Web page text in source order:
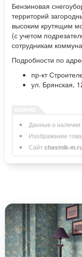
Бензиновая
территорий
высоким крутящим
(с учетом
сотрудникам
Подробности по
пр-кт
ул. Брянская,
Данные о наличии
Изображение
Сайт chastnik-